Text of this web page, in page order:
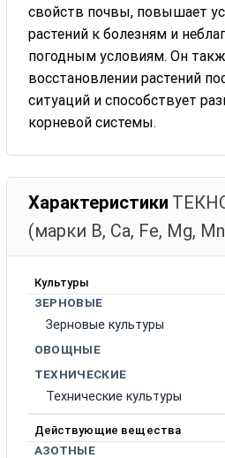
свойств почвы, повышает
растений к болезням и
погодным условиям. Он
восстановлении растений
ситуаций и способствует
корневой системы.
Характеристики
(марки B, Ca, Fe, Mg,
Культуры
ЗЕРНОВЫЕ
Зерновые культуры
ОВОЩНЫЕ
ТЕХНИЧЕСКИЕ
Технические культуры
Действующие вещества
АЗОТНЫЕ